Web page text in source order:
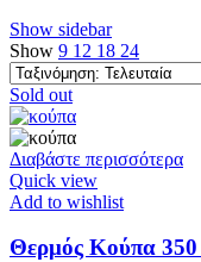
Show sidebar
Show 9 12 18 24
Sold out
Διαβάστε περισσότερα
Quick view
Add to wishlist
Θερμός Κούπα